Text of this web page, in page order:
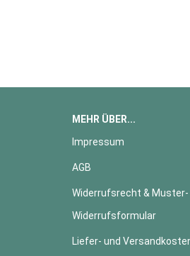
MEHR ÜBER...
Impressum
AGB
Widerrufsrecht & Muster-
Widerrufsformular
Liefer- und